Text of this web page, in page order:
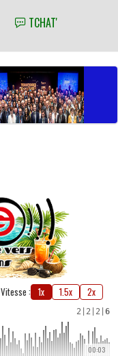
TCHAT'
Vitesse : 1x 1.5x 2x
2 2 2 6
00:03